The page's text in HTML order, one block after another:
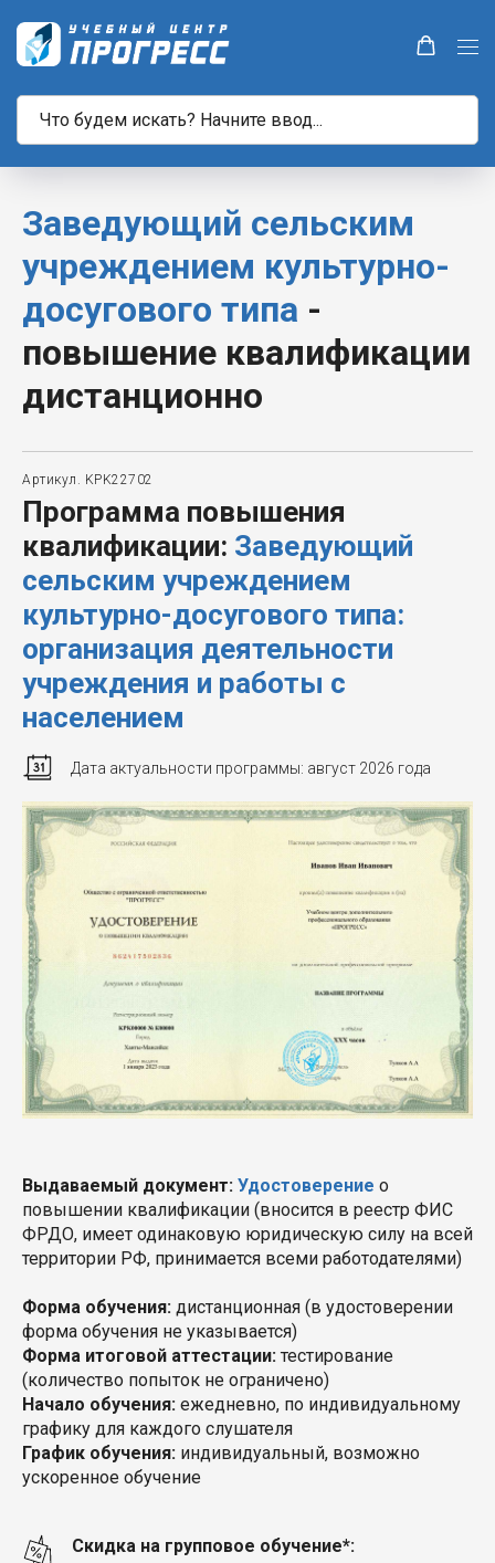
Заведующий сельским
учреждением культурно-
досугового типа -
повышение квалификации
дистанционно
Артикул. KPK22702
Программа повышения
квалификации: Заведующий
сельским учреждением
культурно-досугового типа:
организация деятельности
учреждения и работы с
населением
Дата актуальности программы: август 2026 года
Выдаваемый документ: Удостоверение о
повышении квалификации (вносится в реестр ФИС
ФРДО, имеет одинаковую юридическую силу на всей
территории РФ, принимается всеми работодателями)
Форма обучения: дистанционная (в удостоверении
форма обучения не указывается)
Форма итоговой аттестации: тестирование
(количество попыток не ограничено)
Начало обучения: ежедневно, по индивидуальному
графику для каждого слушателя
График обучения: индивидуальный, возможно
ускоренное обучение
Скидка на групповое обучение*: